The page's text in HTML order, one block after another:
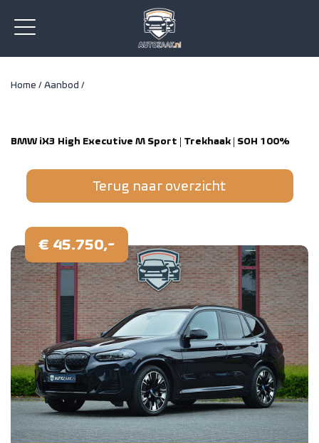
Home /Aanbod /
BMW iX3 High Executive M Sport | Trekhaak | SOH 100%
Terug naar overzicht
€ 45.750,-